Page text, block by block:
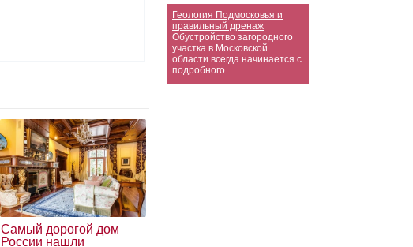
Геология Подмосковья и
правильный дренаж
Обустройство загородного
участка в Московской
области всегда начинается с
подробного …
Самый дорогой дом
России нашли